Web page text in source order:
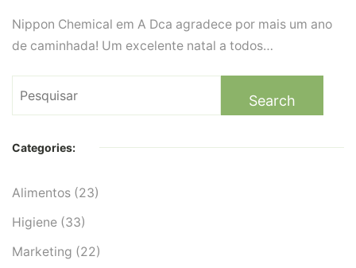
Nippon Chemical em A Dca agradece por mais um ano
de caminhada! Um excelente natal a todos…
Search
for:
Categories:
Alimentos (23)
Higiene (33)
Marketing (22)